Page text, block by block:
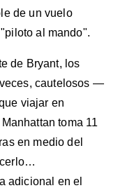
de un vuelo
al mando".
de Bryant, los
cautelosos —
viajar en
toma 11
en medio del
adicional en el